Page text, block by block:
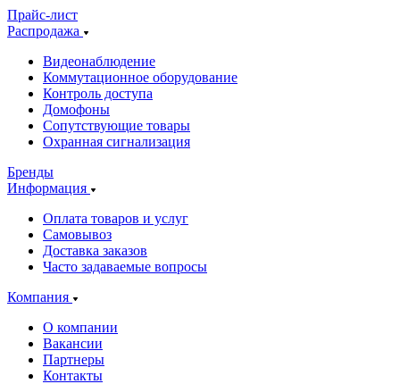
Прайс-лист
Распродажа
Видеонаблюдение
Коммутационное оборудование
Контроль доступа
Домофоны
Сопутствующие товары
Охранная сигнализация
Бренды
Информация
Оплата товаров и услуг
Самовывоз
Доставка заказов
Часто задаваемые вопросы
Компания
О компании
Вакансии
Партнеры
Контакты